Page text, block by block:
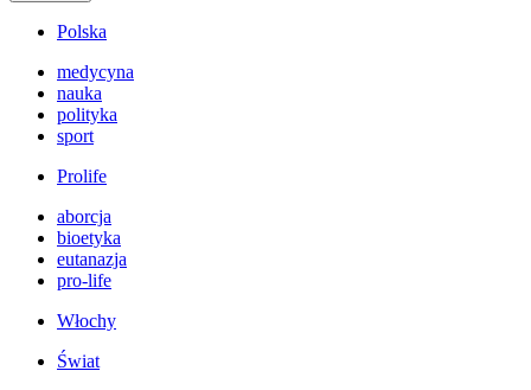
Polska
medycyna
nauka
polityka
sport
Prolife
aborcja
bioetyka
eutanazja
pro-life
Włochy
Świat